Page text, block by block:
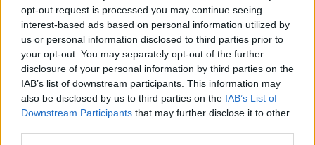
opt-out request is processed you may continue seeing
interest-based ads based on personal information utilized by
us or personal information disclosed to third parties prior to
your opt-out. You may separately opt-out of the further
disclosure of your personal information by third parties on the
IAB’s list of downstream participants. This information may
also be disclosed by us to third parties on the IAB’s List of
Downstream Participants that may further disclose it to other
AUTORE
Staff